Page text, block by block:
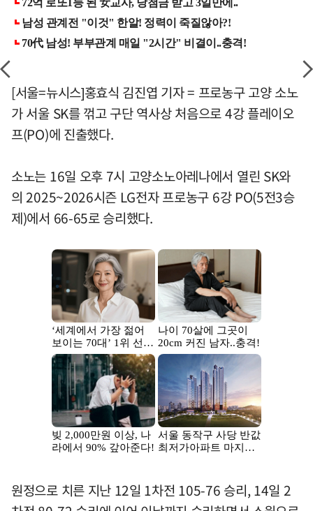
[서울=뉴시스]홍효식 김진엽 기자 = 프로농구 고양 소노
가 서울 SK를 꺾고 구단 역사상 처음으로 4강 플레이오
프(PO)에 진출했다.
소노는 16일 오후 7시 고양소노아레나에서 열린 SK와
의 2025~2026시즌 LG전자 프로농구 6강 PO(5전3승
제)에서 66-65로 승리했다.
원정으로 치른 지난 12일 1차전 105-76 승리, 14일 2